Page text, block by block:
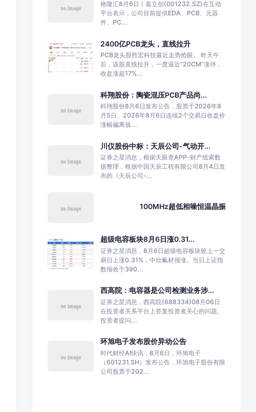
格隆汇8月6日丨嘉立创(001232.SZ)在互动
平台表示，公司目前提供EDA、PCB、元器
件、PC...
2400亿PCB龙头，直线拉升
PCB龙头股胜宏科技最近走势抢眼。 昨天午
后，该股直线拉升，一度逼近“20CM”涨停，
收盘涨超17%...
科翔股份：陶瓷混压PCB产品尚...
科翔股份8月6日发布公告，股票于2026年8
月5日、2026年8月6日连续2个交易日收盘价
涨幅偏离值...
川仪股份中标：天辰公司-气动开...
证券之星消息，根据天眼查APP-财产线索数
据整理，根据中国天辰工程有限公司8月4日发
布的《天辰公司-...
100MHz超低相噪恒温晶振
超级电容板块8月6日涨0.31...
证券之星消息，8月6日超级电容板块较上一交
易日上涨0.31%，中欣氟材领涨。当日上证指
数报收于390...
西高院：电容器是公司检测业务涉...
证券之星消息，西高院(688334)08月06日
在投资者关系平台上答复投资者关心的问题。
投资者提问...
环旭电子发布股价异动公告
时代财经AI快讯，8月6日，环旭电子
（601231.SH）发布公告，环旭电子股份有限
公司股票于202...